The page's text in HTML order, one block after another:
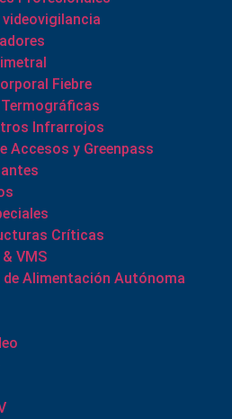
videovigilancia
Fiebre
Infrarrojos
Accesos y Greenpass
Críticas
VMS
Alimentación Autónoma